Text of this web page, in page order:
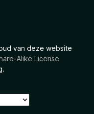
van deze website
Alike License